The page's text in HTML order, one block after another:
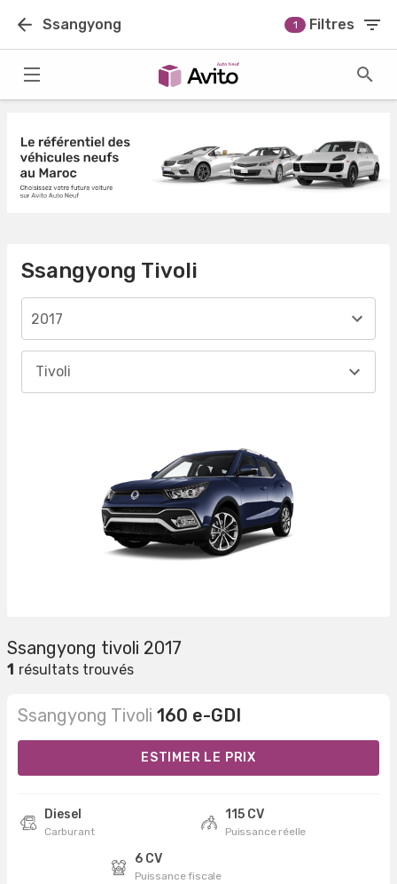
Ssangyong 1 Filtres
Ssangyong Tivoli
2017
Tivoli
Ssangyong tivoli 2017
1 résultats trouvés
Ssangyong Tivoli 160 e-GDI
ESTIMER LE PRIX
Diesel
Carburant
115 CV
Puissance réelle
6 CV
Puissance fiscale